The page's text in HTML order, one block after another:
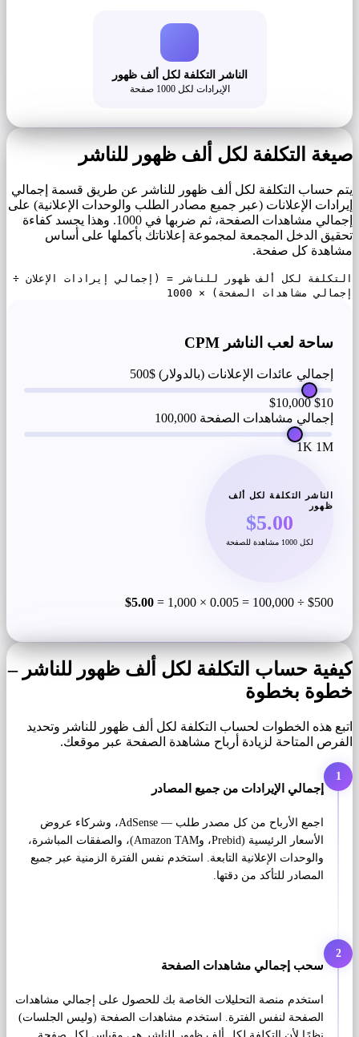
الناشر التكلفة لكل ألف ظهور
الإيرادات لكل 1000 صفحة
صيغة التكلفة لكل ألف ظهور للناشر
يتم حساب التكلفة لكل ألف ظهور للناشر عن طريق قسمة إجمالي
إيرادات الإعلانات (عبر جميع مصادر الطلب والوحدات الإعلانية) على
إجمالي مشاهدات الصفحة، ثم ضربها في 1000. وهذا يجسد كفاءة
تحقيق الدخل المجمعة لمجموعة إعلاناتك بأكملها على أساس
مشاهدة كل صفحة.
التكلفة لكل ألف ظهور للناشر = (إجمالي إيرادات الإعلان ÷
إجمالي مشاهدات الصفحة) × 1000
ساحة لعب الناشر CPM
إجمالي عائدات الإعلانات (بالدولار) $500
$10
$10,000
إجمالي مشاهدات الصفحة 100,000
1K 1M
الناشر التكلفة لكل ألف
ظهور
$5.00
لكل 1000 مشاهدة للصفحة
$500 ÷ 100,000 = 0.005 × 1,000 =
$5.00
كيفية حساب التكلفة لكل ألف ظهور للناشر –
خطوة بخطوة
اتبع هذه الخطوات لحساب التكلفة لكل ألف ظهور للناشر وتحديد
الفرص المتاحة لزيادة أرباح مشاهدة الصفحة عبر موقعك.
1
إجمالي الإيرادات من جميع المصادر
اجمع الأرباح من كل مصدر طلب — AdSense، وشركاء عروض
الأسعار الرئيسية (Prebid، وAmazon TAM)، والصفقات المباشرة،
والوحدات الإعلانية التابعة. استخدم نفس الفترة الزمنية عبر جميع
المصادر للتأكد من دقتها.
2
سحب إجمالي مشاهدات الصفحة
استخدم منصة التحليلات الخاصة بك للحصول على إجمالي مشاهدات
الصفحة لنفس الفترة. استخدم مشاهدات الصفحة (وليس الجلسات)